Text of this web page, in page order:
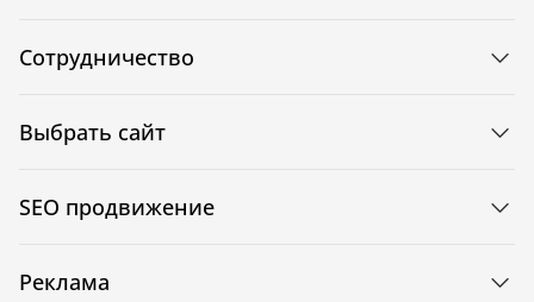
Сотрудничество
Выбрать сайт
SEO продвижение
Реклама